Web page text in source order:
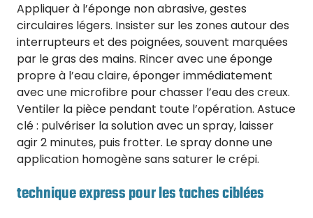
Appliquer à l’éponge non abrasive, gestes
circulaires légers. Insister sur les zones autour des
interrupteurs et des poignées, souvent marquées
par le gras des mains. Rincer avec une éponge
propre à l’eau claire, éponger immédiatement
avec une microfibre pour chasser l’eau des creux.
Ventiler la pièce pendant toute l’opération. Astuce
clé : pulvériser la solution avec un spray, laisser
agir 2 minutes, puis frotter. Le spray donne une
application homogène sans saturer le crépi.
technique express pour les taches ciblées